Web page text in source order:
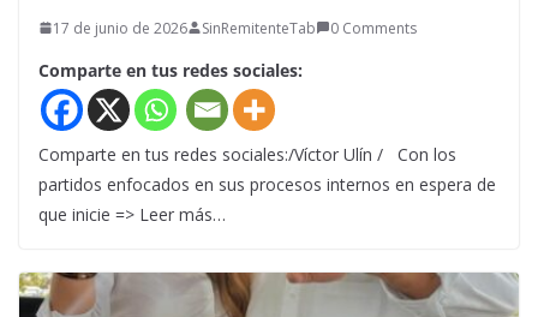
17 de junio de 2026 SinRemitenteTab 0 Comments
Comparte en tus redes sociales:
Comparte en tus redes sociales:/Víctor Ulín / Con los
partidos enfocados en sus procesos internos en espera de
que inicie => Leer más…